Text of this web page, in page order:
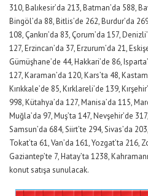
310, Balıkesir’da 213, Batman’da 588,
Bingöl’da 88, Bitlis’de 262, Burdur’da
108, Çankırı’da 83, Çorum’da 157,
127, Erzincan’da 37, Erzurum’da 21,
Gümüşhane’de 44, Hakkari’de 86,
127, Karaman’da 120, Kars’ta 48,
Kırıkkale’de 85, Kırklareli’de 139,
998, Kütahya’da 127, Manisa’da 115,
Muğla’da 97, Muş’ta 147, Nevşehir’de
Samsun’da 684, Siirt’te 294, Sivas’da
Tokat’ta 61, Van’da 161, Yozgat’ta 216,
Gaziantep’te 7, Hatay’ta 1238,
konut satışa sunulacak.